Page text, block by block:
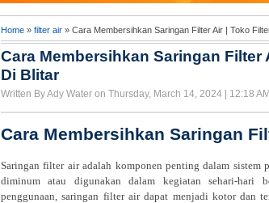
Home » filter air » Cara Membersihkan Saringan Filter Air | Toko
Cara Membersihkan Saringan Filter
Di Blitar
Written By Ady Water on Thursday, March 14, 2024 | 12:18 AM
Cara Membersihkan Saringan
Saringan filter air adalah komponen penting dalam sistem
diminum atau digunakan dalam kegiatan sehari-hari
penggunaan, saringan filter air dapat menjadi kotor dan